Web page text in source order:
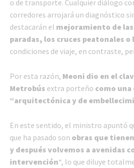
o de transporte. Cualquier diálogo
corredores arrojará un diagnóstico
destacarán el mejoramiento de
paradas, los cruces peatonales
condiciones de viaje, en contraste,
Por esta razón, Meoni dio en el
Metrobús extra porteño como
“arquitectónica y de
En este sentido, el ministro apuntó
que ha pasado son obras que
y después volvemos a avenidas
intervención“, lo que diluye